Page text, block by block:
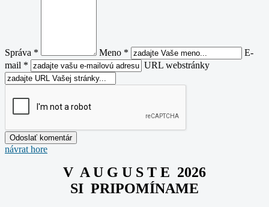
Správa * Meno *
E-
mail *
URL webstránky
návrat hore
V A U G U S T E 2026
SI PRIPOMÍNAME